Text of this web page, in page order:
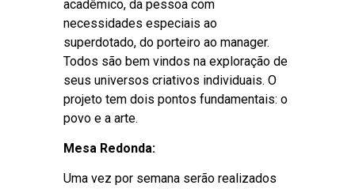
acadêmico, da pessoa com
necessidades especiais ao
superdotado, do porteiro ao manager.
Todos são bem vindos na exploração de
seus universos criativos individuais. O
projeto tem dois pontos fundamentais: o
povo e a arte.
Mesa Redonda:
Uma vez por semana serão realizados